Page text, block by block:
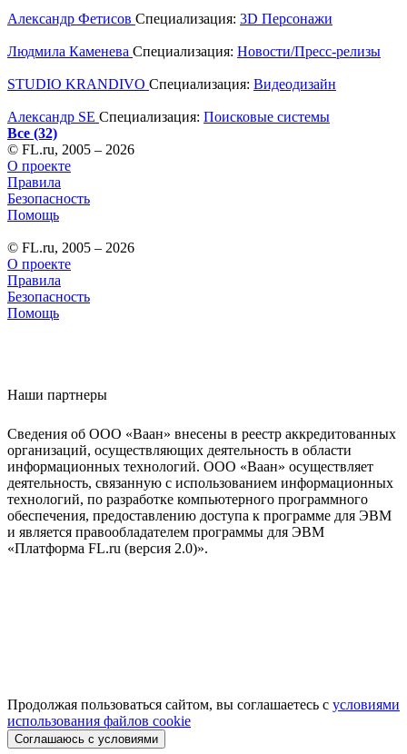
Александр Фетисов Специализация: 3D Персонажи
Людмила Каменева Специализация: Новости/Пресс-релизы
STUDIO KRANDIVO Специализация: Видеодизайн
Александр SE Специализация: Поисковые системы
Все (32)
© FL.ru, 2005 – 2026
О проекте
Правила
Безопасность
Помощь
© FL.ru, 2005 – 2026
О проекте
Правила
Безопасность
Помощь
Наши партнеры
Сведения об ООО «Ваан» внесены в реестр аккредитованных
организаций, осуществляющих деятельность в области
информационных технологий. ООО «Ваан» осуществляет
деятельность, связанную с использованием информационных
технологий, по разработке компьютерного программного
обеспечения, предоставлению доступа к программе для ЭВМ
и является правообладателем программы для ЭВМ
«Платформа FL.ru (версия 2.0)».
Продолжая пользоваться сайтом, вы соглашаетесь с условиями
использования файлов cookie
Соглашаюсь с условиями